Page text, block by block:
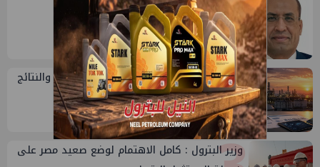
وائل عطية يكتب: انتحال صفة الزلزال
2
تقييم أداء وزارة البترول...بين حساب الأداء والنتائج
وزير البترول : كامل الاهتمام لوضع صعيد مصر على